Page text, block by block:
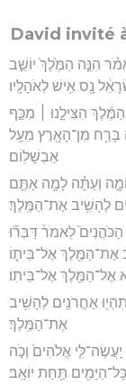
David invité
הִנֵּ֤ה הַמֶּ֙לֶךְ֙ יוֹשֵׁ֣ב
נָ֖ס אִ֥ישׁ לְאֹהָלָֽיו׃
הִצִּילָ֣נוּ ׀ מִכַּ֣ף
בָּרַ֥ח מִן־הָאָ֖רֶץ מֵעַ֥ל
אַבְשָׁלֽוֹם׃
וְעַתָּ֗ה לָמָ֥ה אַתֶּ֛ם
לְהָשִׁ֥יב אֶת־הַמֶּֽלֶךְ׃
הַכֹּהֲנִים֮ לֵאמֹר֒ דַּבְּר֞וּ
אֶת־הַמֶּ֖לֶךְ אֶל־בֵּית֑וֹ
אֶל־הַמֶּ֖לֶךְ אֶל־בֵּיתֽוֹ׃
אַחֲרֹנִ֖ים לְהָשִׁ֥יב
אֶת־הַמֶּֽלֶךְ׃
אֱלֹהִים֙ וְכֹ֣ה
תַּ֥חַת יוֹאָֽב׃